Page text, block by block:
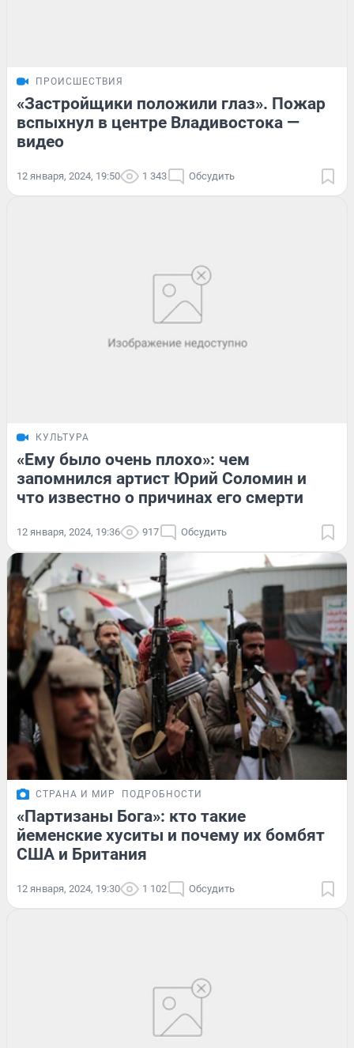
ПРОИСШЕСТВИЯ
«Застройщики положили глаз». Пожар
вспыхнул в центре Владивостока —
видео
12 января, 2024, 19:50 1 343 Обсудить
КУЛЬТУРА
«Ему было очень плохо»: чем
запомнился артист Юрий Соломин и
что известно о причинах его смерти
12 января, 2024, 19:36 917 Обсудить
СТРАНА И МИР ПОДРОБНОСТИ
«Партизаны Бога»: кто такие
йеменские хуситы и почему их бомбят
США и Британия
12 января, 2024, 19:30 1 102 Обсудить